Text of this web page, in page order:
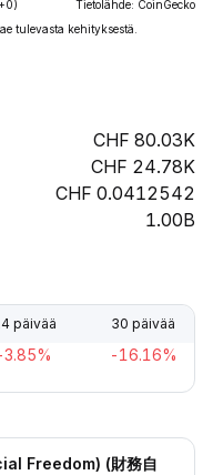
Tietolähde: CoinGecko
tulevasta kehityksestä.
80.03K
24.78K
0.0412542
1.00B
päivää 30 päivää
3.85% -16.16%
Freedom) (財務自